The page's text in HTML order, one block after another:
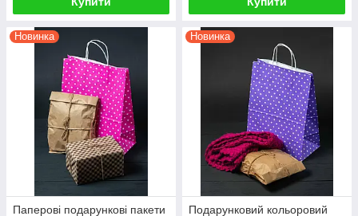
Новинка
Паперові подарункові пакети
Новинка
Подарунковий кольоровий